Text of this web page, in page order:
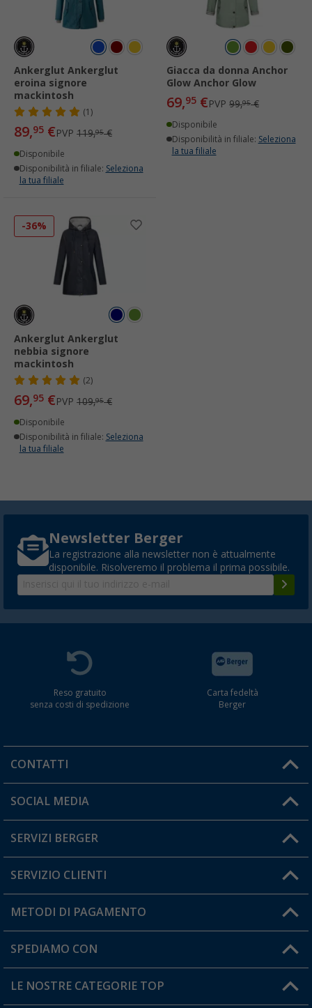
Ankerglut Ankerglut
eroina signore
mackintosh
(1)
89,95 €PVP 119,95€
Disponibile
Disponibilità in filiale: Seleziona
la tua filiale
Giacca da donna Anchor
Glow Anchor Glow
69,95 €PVP 99,95€
Disponibile
Disponibilità in filiale: Seleziona
la tua filiale
-36%
Ankerglut Ankerglut
nebbia signore
mackintosh
(2)
69,95 €PVP 109,95€
Disponibile
Disponibilità in filiale: Seleziona
la tua filiale
Newsletter Berger
La registrazione alla newsletter non è attualmente
disponibile. Risolveremo il problema il prima possibile.
Reso gratuito
senza costi di spedizione
Carta fedeltà
Berger
CONTATTI
Orari di apertura del servizio:
Hai una domanda?
SOCIAL MEDIA
SERVIZI BERGER
Diventare rivenditori
Il mio Account
Carta fedeltà Berger
SERVIZIO CLIENTI
Informazioni sulla spedizione
Resi
FAQ e Contatti
METODI DI PAGAMENTO
SPEDIAMO CON
LE NOSTRE CATEGORIE TOP